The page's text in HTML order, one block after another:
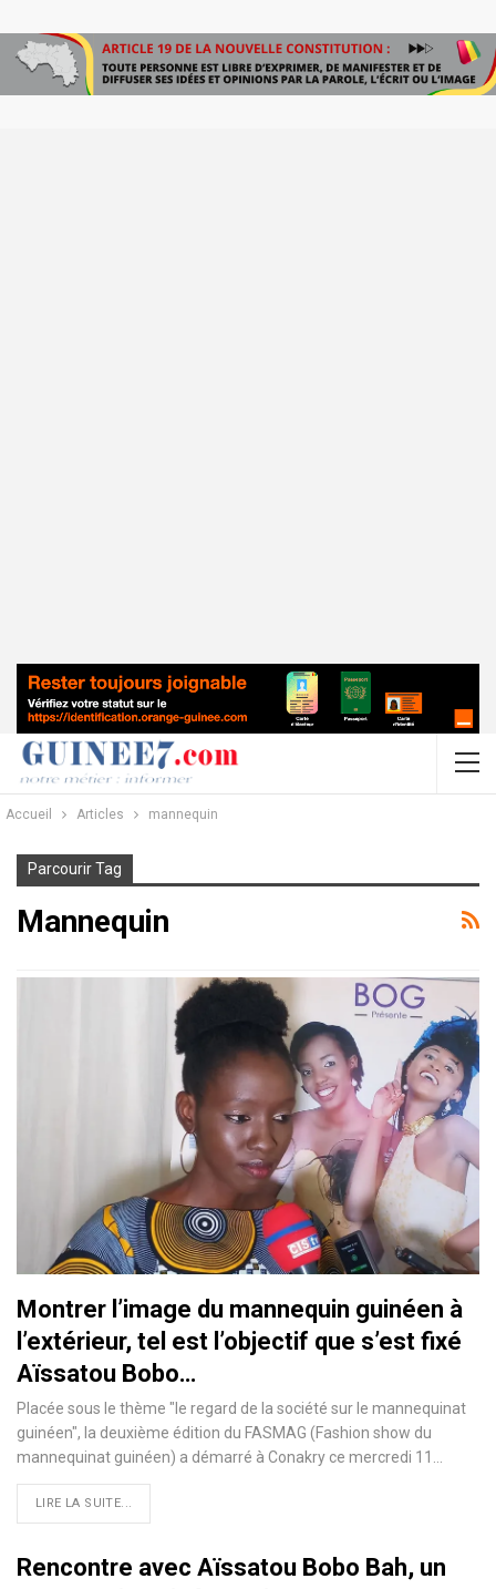
Accueil Articles mannequin
Parcourir Tag
Mannequin
Montrer l’image du mannequin guinéen à
l’extérieur, tel est l’objectif que s’est fixé
Aïssatou Bobo…
Placée sous le thème "le regard de la société sur le mannequinat
guinéen", la deuxième édition du FASMAG (Fashion show du
mannequinat guinéen) a démarré à Conakry ce mercredi 11
LIRE LA SUITE...
Rencontre avec Aïssatou Bobo Bah, un